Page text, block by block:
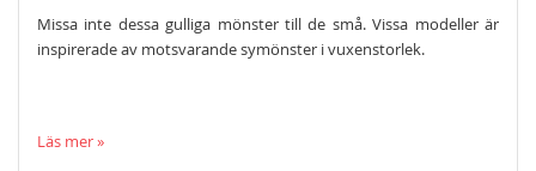
Missa inte dessa gulliga mönster till de små. Vissa modeller är
inspirerade av motsvarande symönster i vuxenstorlek.
Läs mer »